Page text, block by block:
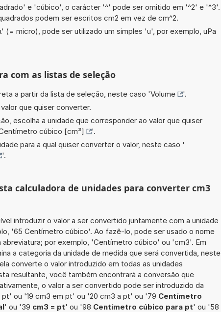
e 'cúbico', o carácter '^' pode ser omitido em '^2' e '^3'.
podem ser escritos cm2 em vez de cm^2.
(= micro), pode ser utilizado um simples 'u', por exemplo, uPa
com as listas de seleção
a partir da lista de seleção, neste caso 'Volume
'.
que quiser converter.
escolha a unidade que corresponder ao valor que quiser
cúbico [cm³]
'.
para a qual quiser converter o valor, neste caso '
'.
calculadora de unidades para converter cm3
introduzir o valor a ser convertido juntamente com a unidade
'65 Centímetro cúbico'. Ao fazê-lo, pode ser usado o nome
abreviatura; por exemplo, 'Centímetro cúbico' ou 'cm3'. Em
a categoria da unidade de medida que será convertida, neste
converte o valor introduzido em todas as unidades
resultante, você também encontrará a conversão que
o valor a ser convertido pode ser introduzido da
ou '19 cm3 em pt' ou '20 cm3 a pt' ou '79 Centímetro
' ou '39 cm3 = pt' ou '98 Centímetro cúbico para pt' ou '58